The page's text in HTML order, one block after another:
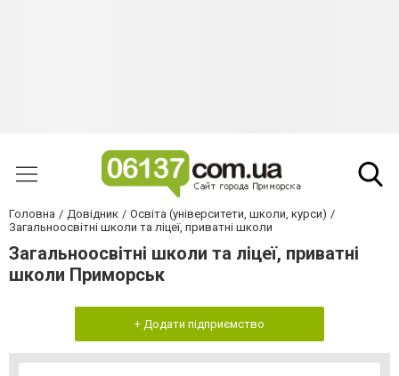
Головна Довідник
Освіта (університети, школи, курси)
Загальноосвітні школи та ліцеї, приватні школи
Загальноосвітні школи та ліцеї, приватні
школи Приморськ
+ Додати підприємство